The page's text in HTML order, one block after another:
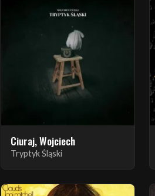
Ciuraj, Wojciech
Tryptyk Śląski